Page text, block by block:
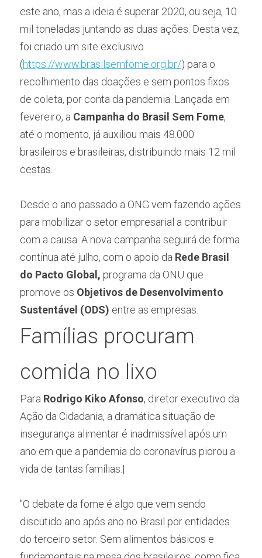
este ano, mas a ideia é superar 2020, ou seja, 10
mil toneladas juntando as duas ações. Desta vez,
foi criado um site exclusivo
(https://www.brasilsemfome.org.br/) para o
recolhimento das doações e sem pontos fixos
de coleta, por conta da pandemia. Lançada em
fevereiro, a Campanha do Brasil Sem Fome,
até o momento, já auxiliou mais 48.000
brasileiros e brasileiras, distribuindo mais 12 mil
cestas.
Desde o ano passado a ONG vem fazendo ações
para mobilizar o setor empresarial a contribuir
com a causa. A nova campanha seguirá de forma
contínua até julho, com o apoio da Rede Brasil
do Pacto Global, programa da ONU que
promove os Objetivos de Desenvolvimento
Sustentável (ODS) entre as empresas.
Famílias procuram
comida no lixo
Para Rodrigo Kiko Afonso, diretor executivo da
Ação da Cidadania, a dramática situação de
insegurança alimentar é inadmissível após um
ano em que a pandemia do coronavírus piorou a
vida de tantas famílias.|
"O debate da fome é algo que vem sendo
discutido ano após ano no Brasil por entidades
do terceiro setor. Sem alimentos básicos e